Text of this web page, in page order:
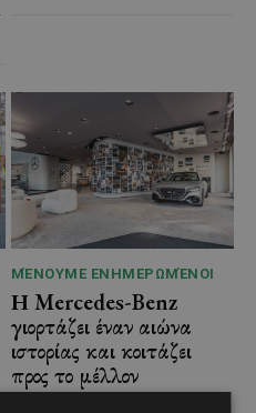
ΜΈΝΟΥΜΕ ΕΝΗΜΕΡΩΜΈΝΟΙ
Η Mercedes-Benz
γιορτάζει έναν αιώνα
ιστορίας και κοιτάζει
προς το μέλλον